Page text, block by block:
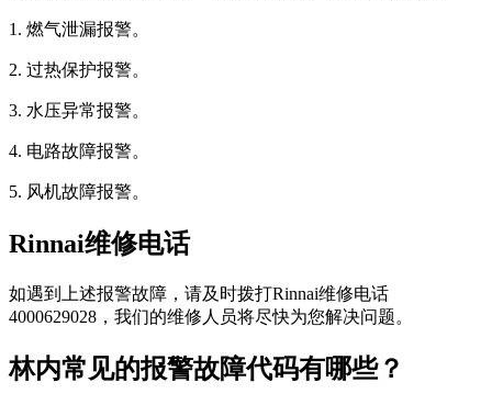
1. 燃气泄漏报警。
2. 过热保护报警。
3. 水压异常报警。
4. 电路故障报警。
5. 风机故障报警。
Rinnai维修电话
如遇到上述报警故障，请及时拨打Rinnai维修电话
4000629028，我们的维修人员将尽快为您解决问题。
林内常见的报警故障代码有哪些？